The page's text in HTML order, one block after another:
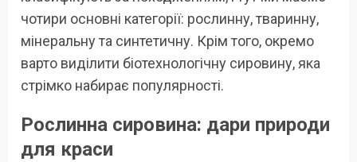
чотири основні категорії: рослинну, тваринну,
мінеральну та синтетичну. Крім того, окремо
варто виділити біотехнологічну сировину, яка
стрімко набирає популярності.
Рослинна сировина: дари природи
для краси